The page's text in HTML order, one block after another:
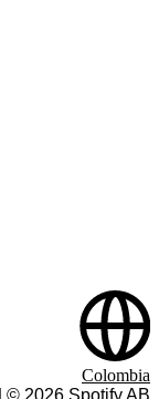
© 2026 Spotify AB
Colombia